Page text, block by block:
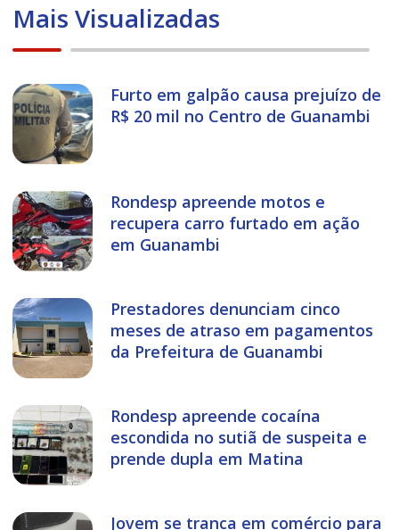
Mais Visualizadas
Furto em galpão causa prejuízo de
R$ 20 mil no Centro de Guanambi
Rondesp apreende motos e
recupera carro furtado em ação
em Guanambi
Prestadores denunciam cinco
meses de atraso em pagamentos
da Prefeitura de Guanambi
Rondesp apreende cocaína
escondida no sutiã de suspeita e
prende dupla em Matina
Jovem se tranca em comércio para